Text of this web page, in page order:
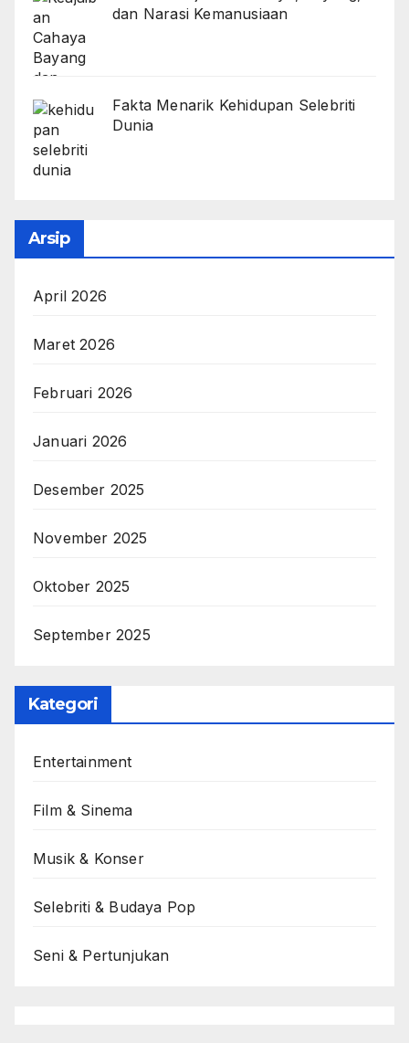
dan Narasi Kemanusiaan
Fakta Menarik Kehidupan Selebriti
Dunia
Arsip
April 2026
Maret 2026
Februari 2026
Januari 2026
Desember 2025
November 2025
Oktober 2025
September 2025
Kategori
Entertainment
Film & Sinema
Musik & Konser
Selebriti & Budaya Pop
Seni & Pertunjukan